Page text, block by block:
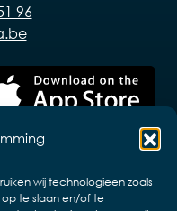
wij technologieën zoals
te slaan en/of te
96